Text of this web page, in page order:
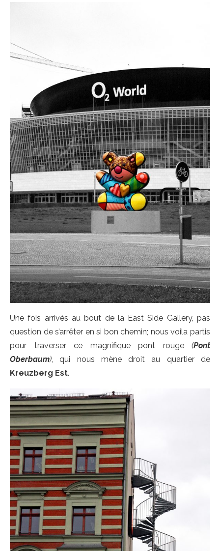
Une fois arrivés au bout de la East Side Gallery, pas
question de s’arrêter en si bon chemin; nous voila partis
pour traverser ce magnifique pont rouge(Pont
Oberbaum) , qui nous mène droit au quartier de
Kreuzberg Est.